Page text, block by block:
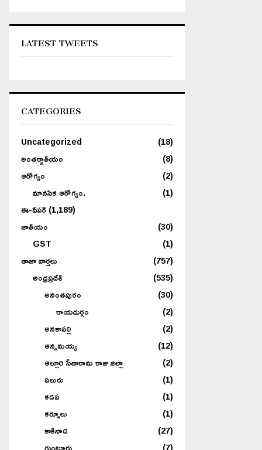
LATEST TWEETS
CATEGORIES
Uncategorized
(18)
అంతర్జాతీయం
(8)
ఆరోగ్యం
(2)
మానసిక ఆరోగ్యం.
(1)
ఈ-పేపర్(1,189)
జాతీయం
(30)
GST
(1)
తాజా వార్తలు
(757)
అంధ్రప్రదేశ్
(535)
అనంతపురం
(30)
రాయదుర్గం
(2)
అనకాపల్లి
(2)
ఆన్నమయ్య
(12)
ఆల్లూరి సీతారామ రాజు జిల్లా
(2)
ఏలురు
(1)
కడప
(1)
కర్నూలు
(1)
కాకినాడ
(27)